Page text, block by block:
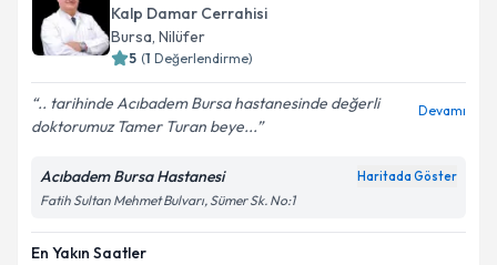
Kalp Damar Cerrahisi
Bursa, Nilüfer
5 (1 Değerlendirme)
.. tarihinde Acıbadem Bursa hastanesinde değerli
doktorumuz Tamer Turan beye...
Devamı
Acıbadem Bursa Hastanesi Haritada Göster
Fatih Sultan Mehmet Bulvarı, Sümer Sk. No:1
En Yakın Saatler